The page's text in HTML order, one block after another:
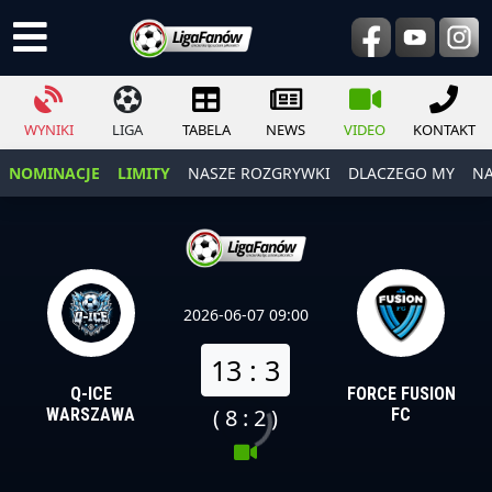
WYNIKI LIGA TABELA NEWS VIDEO KONTAKT
NOMINACJE LIMITY NASZE ROZGRYWKI DLACZEGO MY
Q-ICE
WARSZAWA
2026-06-07 09:00
13 : 3
( 8 : 2 )
FORCE FUSION
FC